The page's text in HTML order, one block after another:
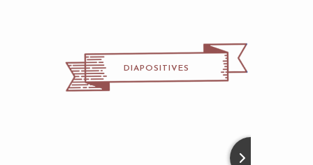
DIAPOSITIVES